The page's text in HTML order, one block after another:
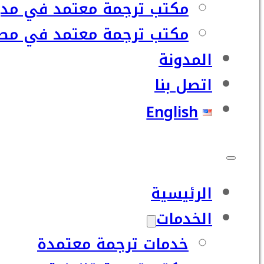
مكتب ترجمة معتمد في
مكتب ترجمة معتمد في
المدونة
اتصل بنا
English
الرئيسية
الخدمات
خدمات ترجمة معتمدة